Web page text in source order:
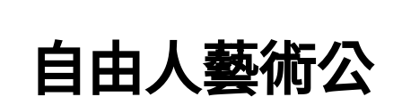
自由人藝術公